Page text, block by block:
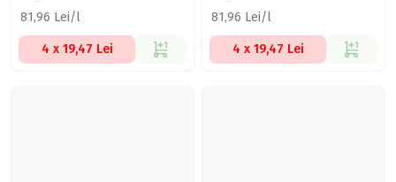
81,96 Lei/l
4 x 19,47 Lei
81,96 Lei/l
4 x 19,47 Lei